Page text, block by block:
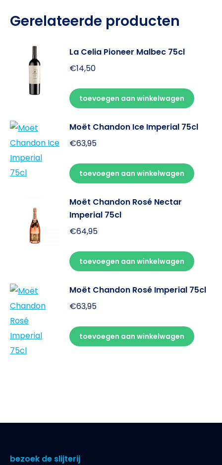
Gerelateerde producten
La Celia Pioneer Malbec 75cl
€14,50
toevoegen aan winkelwagen
Moët Chandon Ice Imperial 75cl
€63,95
toevoegen aan winkelwagen
Moët Chandon Rosé Nectar
Imperial 75cl
€64,95
toevoegen aan winkelwagen
Moët Chandon Rosé Imperial 75cl
€63,95
toevoegen aan winkelwagen
bezoek de slijterij